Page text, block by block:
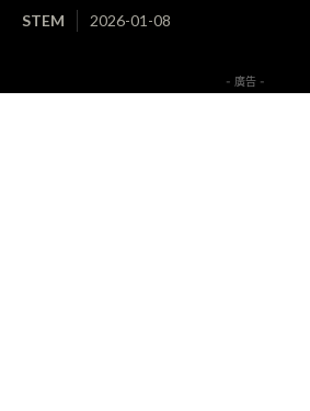
STEM 2026-01-08
- 廣告 -